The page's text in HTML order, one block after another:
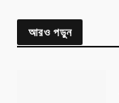
আরও পড়ুন